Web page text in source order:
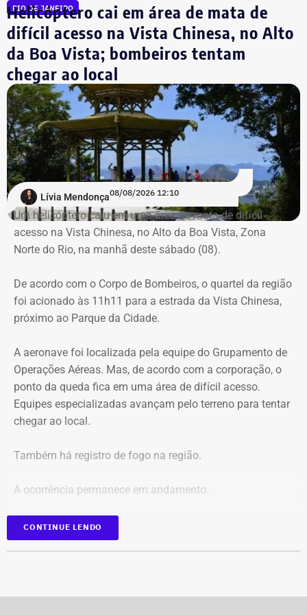
Declaração de bens de Bernardo Rossi em 2020 — Foto:
Reprodução/Divulgacand
Trecho da argumentação da prefeitura de Búzios sobre a respeito da morte
de uma criança de 2 anos — Foto: Reprodução.
criança de 2 anos — Foto: Reprodução.
O pedido de Búzios à Justiça
Em caráter urgente, antes da apresentação da defesa das
empresas, a prefeitura solicitou:
Preservação integral dos registros dos nove perfis;
Identificação de anunciantes e financiadores;
Retirada das publicações relacionadas no processo;
Suspensão temporária de contas que não fossem
Proibição de distribuição paga por contas ainda não
Globo
Destroços da aeronave, um Robinson 44, foram
localizados pela equipe do Grupamento de Operações
Aéreas.
Há registro de fogo na região, e militares especializados
em combate a incêndios florestais também foram
mobilizados.
Para dar apoio às buscas do Corpo de Bombeiros, o
ICMBio informou que um pequeno e restrito trecho da
Estrada da Vista Chinesa, em frente ao pagode chinês da
Vista Chinesa, foi interditado. A Vista Chinesa fica dentro
do Parque Nacional da Tijuca
RIO DE JANEIRO
Helicóptero cai em área de mata de
difícil acesso na Vista Chinesa, no Alto
da Boa Vista; bombeiros tentam
chegar ao local
Lívia Mendonça08/08/2026 12:10
Um helicóptero caiu em uma área de mata de difícil
acesso na Vista Chinesa, no Alto da Boa Vista, Zona
Norte do Rio, na manhã deste sábado (08).
De acordo com o Corpo de Bombeiros, o quartel da região
foi acionado às 11h11 para a estrada da Vista Chinesa,
próximo ao Parque da Cidade.
A aeronave foi localizada pela equipe do Grupamento de
Operações Aéreas. Mas, de acordo com a corporação, o
ponto da queda fica em uma área de difícil acesso.
Equipes especializadas avançam pelo terreno para tentar
chegar ao local.
Também há registro de fogo na região.
A ocorrência permanece em andamento.
*Em atualização
CONTINUE LENDO